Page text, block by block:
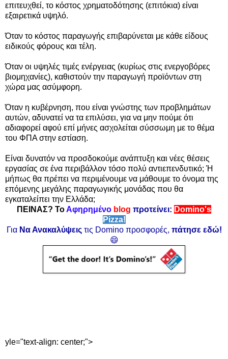
επιτευχθεί, το κόστος χρηματοδότησης (επιτόκια) είναι
εξαιρετικά υψηλό.
Όταν το κόστος παραγωγής επιβαρύνεται με κάθε είδους
ειδικούς φόρους και τέλη.
Όταν οι υψηλές τιμές ενέργειας (κυρίως στις ενεργοβόρες
βιομηχανίες), καθιστούν την παραγωγή προϊόντων στη
χώρα μας ασύμφορη.
Όταν η κυβέρνηση, που είναι γνώστης των προβλημάτων
αυτών, αδυνατεί να τα επιλύσει, για να μην πούμε ότι
αδιαφορεί αφού επί μήνες ασχολείται σύσσωμη με το θέμα
του ΦΠΑ στην εστίαση.
Είναι δυνατόν να προσδοκούμε ανάπτυξη και νέες θέσεις
εργασίας σε ένα περιβάλλον τόσο πολύ αντιεπενδυτικό; Ή
μήπως θα πρέπει να περιμένουμε να μάθουμε το όνομα της
επόμενης μεγάλης παραγωγικής μονάδας που θα
εγκαταλείπει την Ελλάδα;
ΠΕΙΝΑΣ? ΤοΑφηρημένο blog προτείνει: Domino's
Pizza!
Για Να Ανακαλύψειςτις Domino προσφορές, πάτησε εδώ!
😄
yle="text-align: center;">